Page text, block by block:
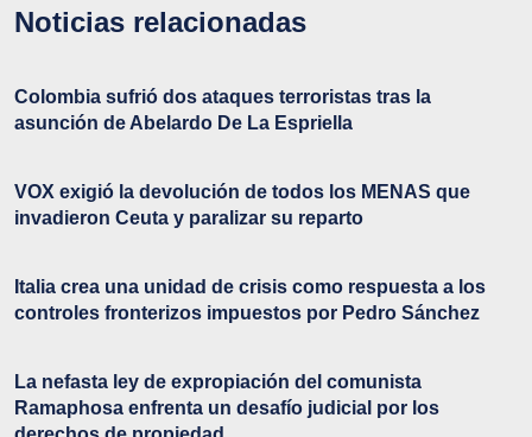
Noticias relacionadas
Colombia sufrió dos ataques terroristas tras la
asunción de Abelardo De La Espriella
VOX exigió la devolución de todos los MENAS que
invadieron Ceuta y paralizar su reparto
Italia crea una unidad de crisis como respuesta a los
controles fronterizos impuestos por Pedro Sánchez
La nefasta ley de expropiación del comunista
Ramaphosa enfrenta un desafío judicial por los